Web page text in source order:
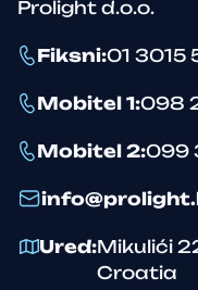
Prolight d.o.o.
Fiksni:01 3015
Mobitel 1:098
Mobitel 2:099
Ured:Mikulići
Croatia